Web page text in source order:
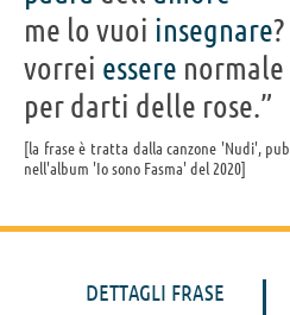
me lo vuoi insegnare?
vorrei essere normale
per darti delle rose.”
la frase è tratta dalla canzone 'Nudi',
nell'album 'Io sono Fasma' del 2020
DETTAGLI FRASE